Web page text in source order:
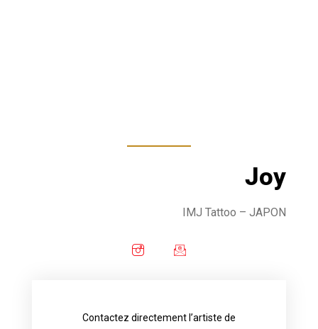
Joy
IMJ Tattoo – JAPON
Contactez directement l’artiste de